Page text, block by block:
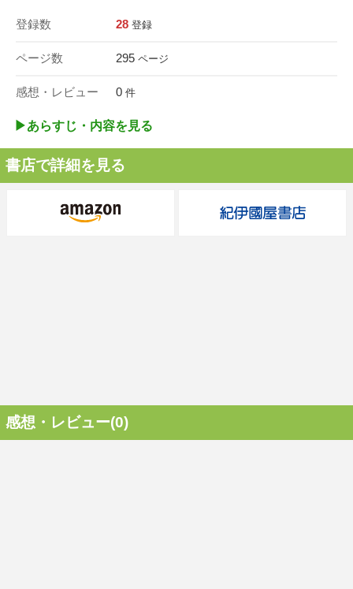
登録数 28 登録
ページ数 295 ページ
感想・レビュー 0 件
▶︎あらすじ・内容を見る
書店で詳細を見る
感想・レビュー(0)